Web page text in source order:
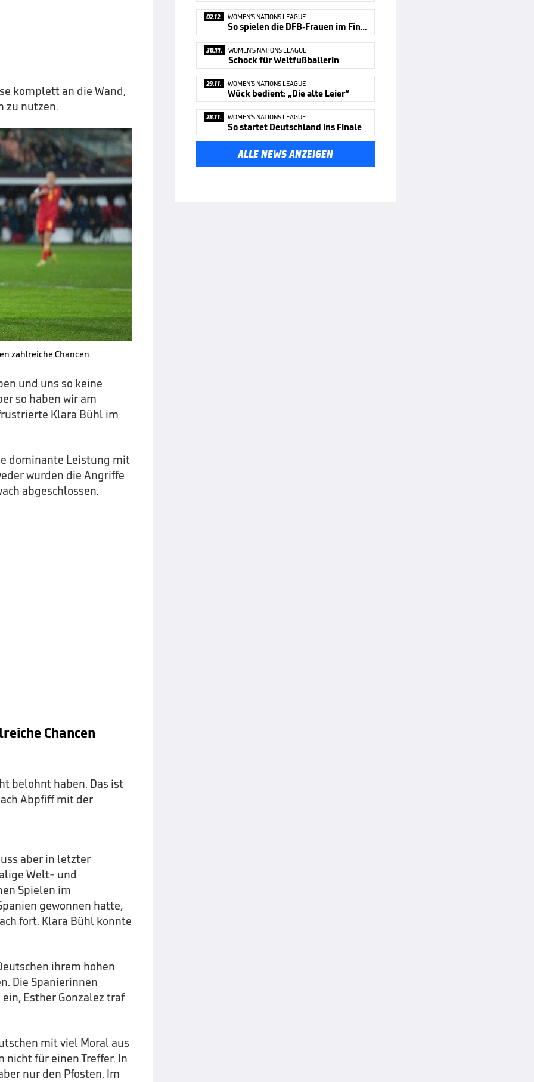
komplett an die Wand,
zu nutzen.
zahlreiche Chancen
und uns so keine
so haben wir am
Klara Bühl im
dominante Leistung mit
wurden die Angriffe
abgeschlossen.
Chancen
belohnt haben. Das ist
Abpfiff mit der
aber in letzter
Welt- und
Spielen im
gewonnen hatte,
fort. Klara Bühl konnte
ihrem hohen
Die Spanierinnen
Esther Gonzalez traf
mit viel Moral aus
nicht für einen Treffer. In
nur den Pfosten. Im
02.12. WOMEN’S NATIONS LEAGUE
So spielen die DFB-Frauen im Finale
30.11. WOMEN’S NATIONS LEAGUE
Schock für Weltfußballerin
29.11. WOMEN’S NATIONS LEAGUE
Wück bedient: „Die alte Leier“
28.11. WOMEN’S NATIONS LEAGUE
So startet Deutschland ins Finale
ALLE NEWS ANZEIGEN